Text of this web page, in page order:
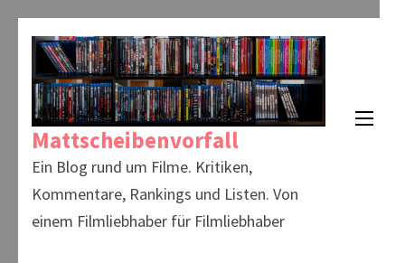
springen
(Enter
drücken)
Mattscheibenvorfall
Ein Blog rund um Filme. Kritiken,
Kommentare, Rankings und Listen. Von
einem Filmliebhaber für Filmliebhaber